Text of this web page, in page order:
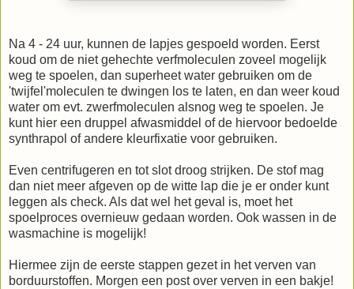
Na 4 - 24 uur, kunnen de lapjes gespoeld worden. Eerst
koud om de niet gehechte verfmoleculen zoveel mogelijk
weg te spoelen, dan superheet water gebruiken om de
'twijfel'moleculen te dwingen los te laten, en dan weer koud
water om evt. zwerfmoleculen alsnog weg te spoelen. Je
kunt hier een druppel afwasmiddel of de hiervoor bedoelde
synthrapol of andere kleurfixatie voor gebruiken.
Even centrifugeren en tot slot droog strijken. De stof mag
dan niet meer afgeven op de witte lap die je er onder kunt
leggen als check. Als dat wel het geval is, moet het
spoelproces overnieuw gedaan worden. Ook wassen in de
wasmachine is mogelijk!
Hiermee zijn de eerste stappen gezet in het verven van
borduurstoffen. Morgen een post over verven in een bakje!